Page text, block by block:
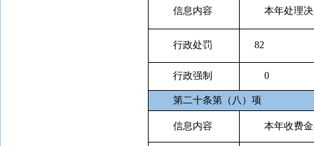
信息内容 本年处理决
行政处罚 82
行政强制 0
第二十条第（八）项
信息内容 本年收费金